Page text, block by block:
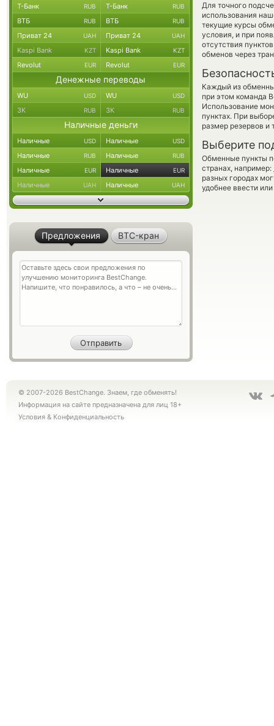
Для точного
использования
текущие курсы
условия, и при
отсутствия
обменов через
Каждый из
при этом команда
Использование
пунктах. При
размер резервов и
Выберите
Обменные пункты
странах, например:
разных городах
удобнее ввести
Т-Банк RUB Т-Банк RUB
ВТБ RUB ВТБ RUB
Приват 24 UAH Приват 24 UAH
Kaspi Bank KZT Kaspi Bank KZT
Revolut EUR Revolut EUR
Денежные переводы
WU USD WU USD
ЗК RUB ЗК RUB
Наличные деньги
Наличные USD Наличные USD
Наличные RUB Наличные RUB
Наличные EUR Наличные EUR
Наличные UAH Наличные UAH
Предложения BTC-кран
© 2007-2026 BestChange. Знаем, где обменять!
Информация на сайте предназначена для лиц 18+
Условия & Конфиденциальность